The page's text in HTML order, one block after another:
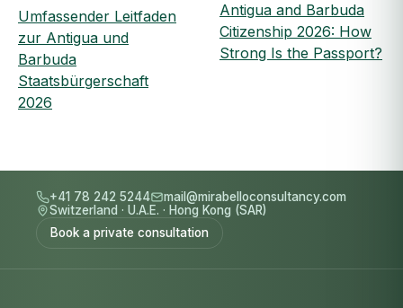
Umfassender Leitfaden
zur Antigua und
Barbuda
Staatsbürgerschaft
2026
Antigua and Barbuda
Citizenship 2026: How
Strong Is the Passport?
+41 78 242 5244
mail@mirabelloconsultancy.com
Switzerland · U.A.E. · Hong Kong (SAR)
Book a private consultation